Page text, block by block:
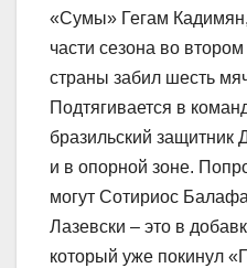
«Сумы» Гегам
части сезона во
страны забил шесть
Подтягивается в
бразильский
и в опорной зоне.
могут Сотириос
Лазевски – это в
который уже покинул